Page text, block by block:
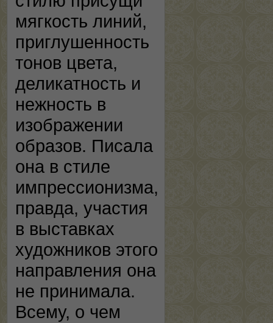
мягкость линий,
приглушенность
тонов цвета,
деликатность и
нежность в
изображении
образов. Писала
она в стиле
импрессионизма,
правда, участия
в выставках
художников этого
направления она
не принимала.
Всему, о чем